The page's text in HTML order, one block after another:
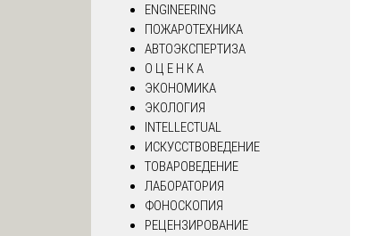
ENGINEERING
ПОЖАРОТЕХНИКА
АВТОЭКСПЕРТИЗА
О Ц Е Н К А
ЭКОНОМИКА
ЭКОЛОГИЯ
INTELLECTUAL
ИСКУССТВОВЕДЕНИЕ
ТОВАРОВЕДЕНИЕ
ЛАБОРАТОРИЯ
ФОНОСКОПИЯ
РЕЦЕНЗИРОВАНИЕ